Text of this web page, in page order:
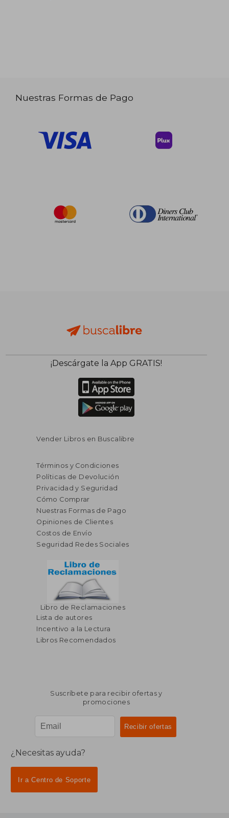
Nuestras Formas de Pago
¡Descárgate la App GRATIS!
Vender Libros en Buscalibre
Términos y Condiciones
Políticas de Devolución
Privacidad y Seguridad
Cómo Comprar
Nuestras Formas de Pago
Opiniones de Clientes
Costos de Envío
Seguridad Redes Sociales
Libro de Reclamaciones
Lista de autores
Incentivo a la Lectura
Libros Recomendados
Suscríbete para recibir ofertas y
promociones
¿Necesitas ayuda?
Ir a Centro de Soporte